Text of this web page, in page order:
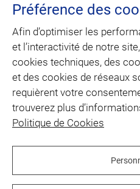
VINCI Facilities est
facility management
multitechnique du
Building Solutions
CONTACT
PLAN DU SITE
twitter
Préférence des
Afin d’optimiser les
et l’interactivité de notre
cookies techniques, des
et des cookies de réseaux
requièrent votre
trouverez plus
Politique de Cookies